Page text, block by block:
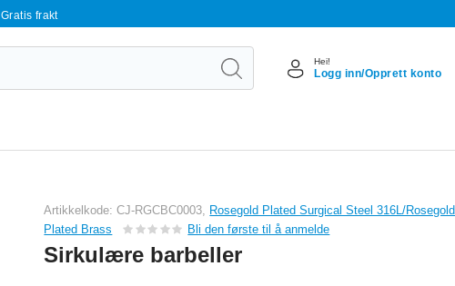
Gratis frakt
Hei!
Logg inn/Opprett konto
Artikkelkode: CJ-RGCBC0003, Rosegold Plated Surgical Steel 316L/Rosegold
Plated Brass
Bli den første til å anmelde
Sirkulære barbeller